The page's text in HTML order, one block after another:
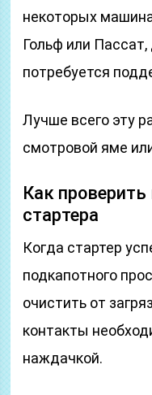
некоторых
Гольф или
потребуется
Лучше всего эту
смотровой яме
Как
стартера
Когда стартер
подкапотного
очистить от
контакты
наждачкой.